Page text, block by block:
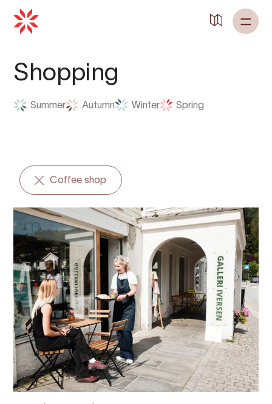
Shopping
Summer Autumn Winter Spring
Coffee shop